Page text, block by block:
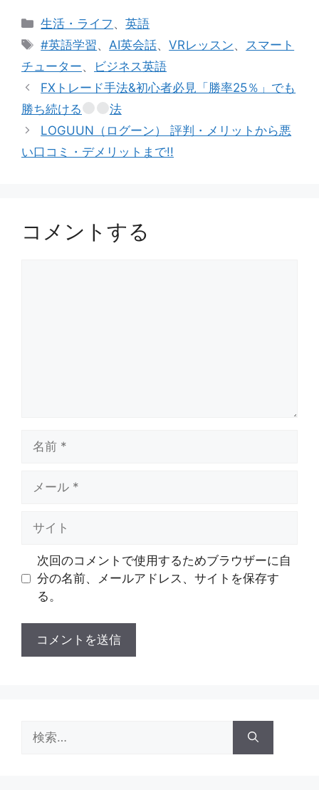
カ
テ
ゴ
リ
ー
生活・ライフ 、英語
タ
#英語学習、 AI英会話、VRレッスン、
スマート
チューター、
ビジネス英語
FXトレード手法&初心者必見「勝率25％」でも
勝ち続ける
法
LOGUUN（ログーン） 評判・メリットから悪
い口コミ・デメリットまで!!
コメントする
次回のコメントで使用するためブラウザーに自
分の名前、メールアドレス、サイトを保存す
る。
索: